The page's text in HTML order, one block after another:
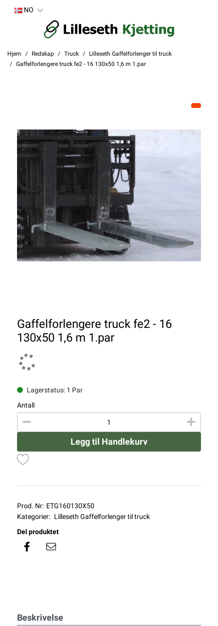
NO
Hjem Redskap Truck
Lilleseth Gaffelforlenger til truck
Gaffelforlengere truck fe2 - 16 130x50 1,6 m 1.par
Gaffelforlengere truck fe2 - 16
130x50 1,6 m 1.par
Lagerstatus: 1 Par
Antall
Legg til Handlekurv
Prod. Nr: ETG160130X50
Kategorier: Lilleseth Gaffelforlenger til truck
Del produktet
Beskrivelse